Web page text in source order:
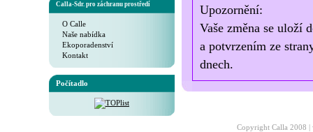
Calla-Sdr. pro záchranu prostředí
O Calle
Naše nabídka
Ekoporadenství
Kontakt
Počítadlo
Upozornění:
Vaše změna se uloží
a potvrzením ze
dnech.
Copyright Calla 2008 |